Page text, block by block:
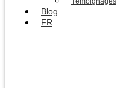
Blog
FR